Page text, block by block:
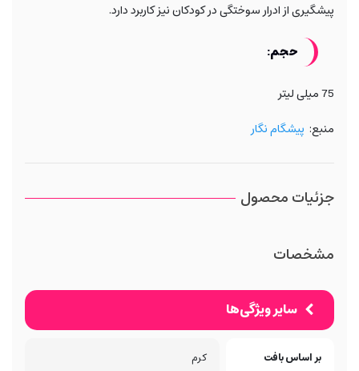
پیشگیری از ادرار سوختگی در کودکان نیز کاربرد دارد.
حجم:
75 میلی لیتر
منبع: پیشگام نگار
جزئیات محصول
مشخصات
سایر ویژگی‌ها
بر اساس بافت کرم